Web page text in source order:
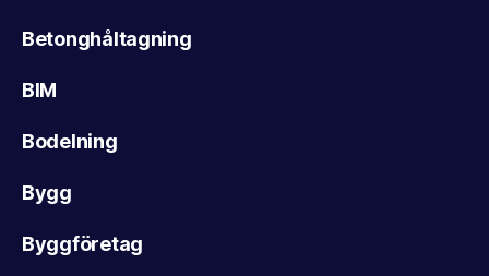
Betonghåltagning
BIM
Bodelning
Bygg
Byggföretag